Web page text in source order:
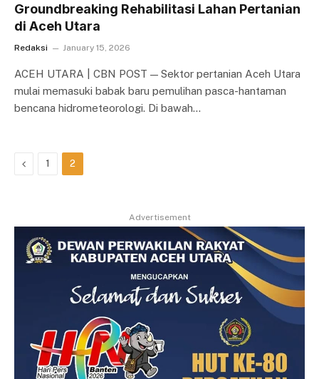
Groundbreaking Rehabilitasi Lahan Pertanian
di Aceh Utara
Redaksi January 15, 2026
ACEH UTARA | CBN POST — Sektor pertanian Aceh Utara
mulai memasuki babak baru pemulihan pasca-hantaman
bencana hidrometeorologi. Di bawah…
Previous
1 2
Advertisement